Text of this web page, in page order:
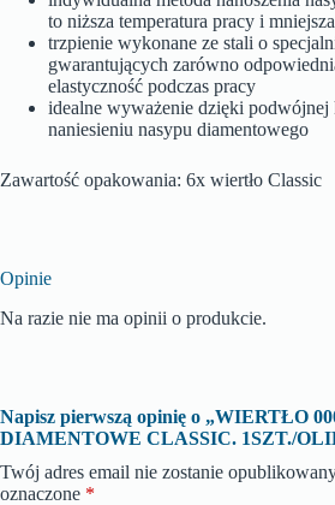
to niższa temperatura pracy i
trzpienie wykonane ze stali o
gwarantujących zarówno
elastyczność podczas pracy
idealne wyważenie dzięki
naniesieniu nasypu diamentowego
Zawartość opakowania: 6x wiertło Classic
Opinie
Na razie nie ma opinii o produkcie.
Napisz pierwszą opinię o „WIERTŁO
DIAMENTOWE CLASSIC. 1SZT./
Twój adres email nie zostanie
oznaczone *